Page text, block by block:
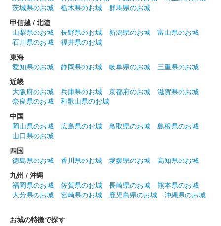
配布終了
御城印バインダー購入者にプレゼントされた特別版。
岡豊城跡 御城印
「岡豊城跡をめぐる 土佐の七雄スタンプラリー」の景品として
もらえる。
岡豊城跡 御城印
配布終了
「岡豊城跡をめぐる 土佐の七雄スタンプラリー」の景品として
もらえる。
岡豊城跡 御城印
茨城県のお城
栃木県のお城
群馬県のお城
甲信越 / 北陸
山梨県のお城
長野県のお城 新潟県のお城
富山県のお城
石川県のお城
福井県のお城
東海
愛知県のお城
静岡県のお城 岐阜県のお城
三重県のお城
近畿
大阪府のお城
兵庫県のお城 京都府のお城
滋賀県のお城
奈良県のお城
和歌山県のお城
中国
岡山県のお城
広島県のお城 鳥取県のお城
島根県のお城
山口県のお城
四国
徳島県のお城
香川県のお城 愛媛県のお城
高知県のお城
九州 / 沖縄
福岡県のお城
佐賀県のお城 長崎県のお城
熊本県のお城
大分県のお城
宮崎県のお城 鹿児島県のお城 沖縄県のお城
お城の特徴で探す